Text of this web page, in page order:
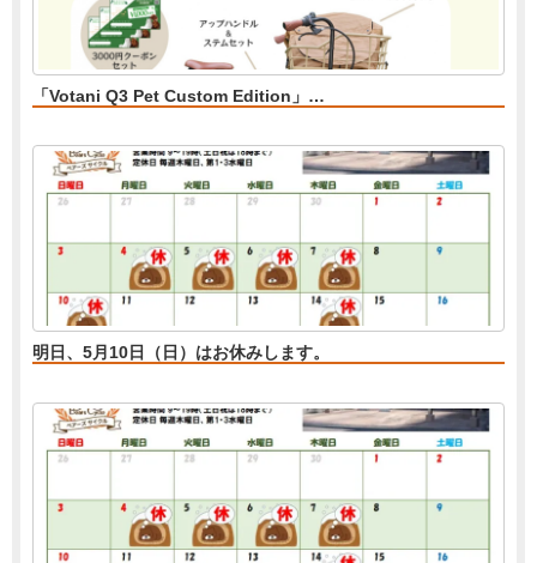
「Votani Q3 Pet Custom Edition」…
明日、5月10日（日）はお休みします。